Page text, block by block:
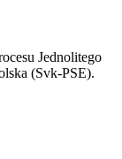
Jednolitego
(Svk-PSE).